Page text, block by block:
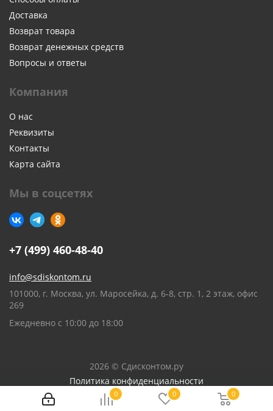
0 0 0
Доставка
Возврат товара
Возврат денежных средств
Вопросы и ответы
Компания
О нас
Реквизиты
Контакты
Карта сайта
Мы в соцсетях
+7 (499) 460-48-40
info@sdiskontom.ru
101000, г. Москва, ул. Маросейка, д. 6-8, стр. 1, 2 этаж, офис
269
Ежедневно с 10:00 до 18:00
2026 © Сдисконтом.ру
Политика конфиденциальности